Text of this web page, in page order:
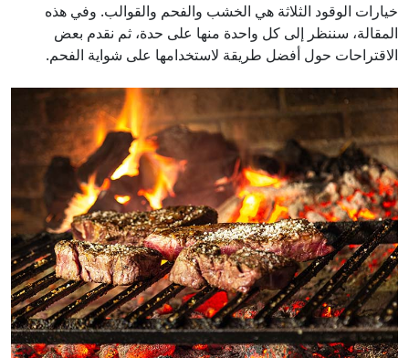
خيارات الوقود الثلاثة هي الخشب والفحم والقوالب. وفي هذه
المقالة، سننظر إلى كل واحدة منها على حدة، ثم نقدم بعض
الاقتراحات حول أفضل طريقة لاستخدامها على شواية الفحم.